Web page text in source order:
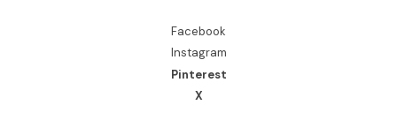
Facebook
Instagram
Pinterest
X